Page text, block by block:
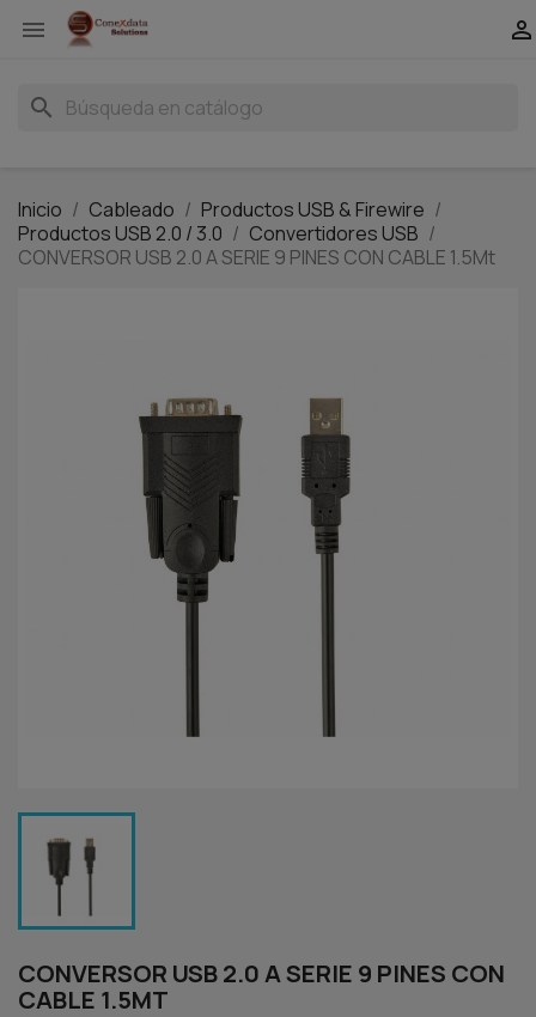
 
search
Inicio Cableado
Productos USB & Firewire
Productos USB 2.0 / 3.0
Convertidores USB
CONVERSOR USB 2.0 A SERIE 9 PINES CON CABLE 1.5Mt
CONVERSOR USB 2.0 A SERIE 9 PINES CON
CABLE 1.5MT